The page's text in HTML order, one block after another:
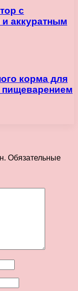
с
аккуратным
корма для
Обязательные